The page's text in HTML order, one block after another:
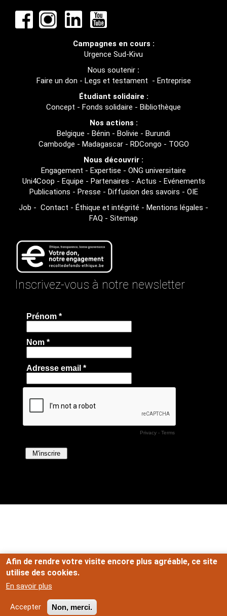
Campagnes en cours :
Urgence Sud-Kivu
Nous soutenir :
Faire un don - Legs et testament - Entreprise
Étudiant solidaire :
Concept - Fonds solidaire - Bibliothèque
Nos actions :
Belgique - Bénin - Bolivie - Burundi
Cambodge - Madagascar- RDCongo - TOGO
Nous découvrir :
Engagement - Expertise - ONG universitaire
Uni4Coop - Equipe - Partenaires - Actus - Evénements
Publications - Presse - Diffusion des savoirs - OIE
Job - Contact - Éthique et intégrité - Mentions légales -
FAQ - Sitemap
Inscrivez-vous à notre newsletter
Afin de rendre votre visite encore plus agréable, ce site
utilise des cookies.
En savoir plus
Accepter Non, merci.